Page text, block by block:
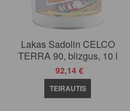
Lakas Sadolin CELCO
TERRA 90, blizgus, 10 l
92,14 €
TEIRAUTIS